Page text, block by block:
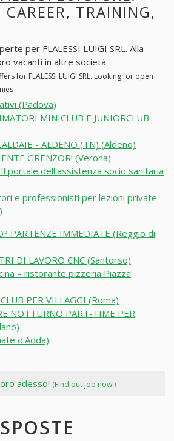
CAREER, TRAINING,
per FLALESSI LUIGI SRL. Alla
vacanti in altre società
for FLALESSI LUIGI SRL. Looking for open
(Padova)
MINICLUB E JUNIORCLUB
- ALDENO (TN) (Aldeno)
GRENZOR! (Verona)
portale dell'assistenza socio sanitaria
e professionisti per lezioni private
PARTENZE IMMEDIATE (Reggio di
DI LAVORO CNC (Santorso)
– ristorante pizzeria Piazza
PER VILLAGGI (Roma)
NOTTURNO PART-TIME PER
d'Adda)
adesso! (Find out job now!)